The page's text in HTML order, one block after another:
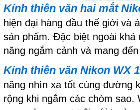
Kính thiên văn hai mắt
hiện đại hàng đầu thế giới và
sản phẩm. Đặc biệt ngoài
năng ngắm cảnh và mang
Kính thiên văn Nikon WX
năng nhìn xa tốt cùng đường
rộng khi ngắm các chòm